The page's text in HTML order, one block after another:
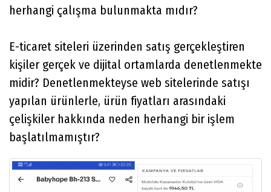
herhangi çalışma bulunmakta mıdır?
E-ticaret siteleri üzerinden satış gerçekleştiren
kişiler gerçek ve dijital ortamlarda denetlenmekte
midir? Denetlenmekteyse web sitelerinde satışı
yapılan ürünlerle, ürün fiyatları arasındaki
çelişkiler hakkında neden herhangi bir işlem
başlatılmamıştır?